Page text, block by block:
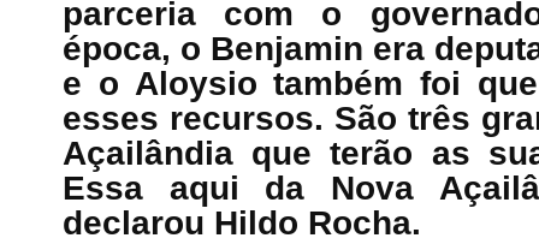
parceria com o
época, o Benjamin era
e o Aloysio também foi
esses recursos. São três
Açailândia que terão as
Essa aqui da Nova
declarou Hildo Rocha.